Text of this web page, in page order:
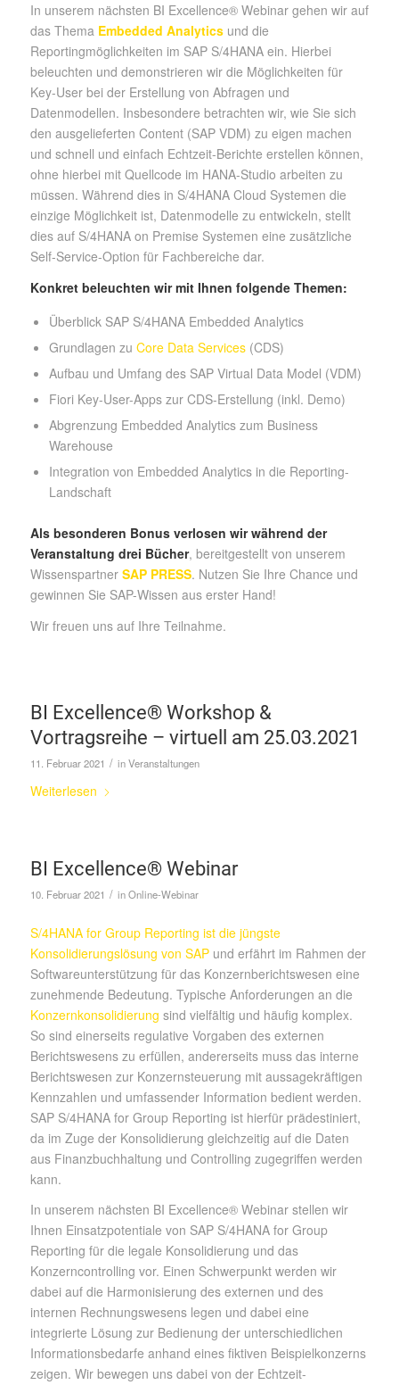
In unserem nächsten BI Excellence® Webinar gehen wir auf
das Thema Embedded Analyticsund die
Reportingmöglichkeiten im SAP S/4HANA ein. Hierbei
beleuchten und demonstrieren wir die Möglichkeiten für
Key-User bei der Erstellung von Abfragen und
Datenmodellen. Insbesondere betrachten wir, wie Sie sich
den ausgelieferten Content (SAP VDM) zu eigen machen
und schnell und einfach Echtzeit-Berichte erstellen können,
ohne hierbei mit Quellcode im HANA-Studio arbeiten zu
müssen. Während dies in S/4HANA Cloud Systemen die
einzige Möglichkeit ist, Datenmodelle zu entwickeln, stellt
dies auf S/4HANA on Premise Systemen eine zusätzliche
Self-Service-Option für Fachbereiche dar.
Konkret beleuchten wir mit Ihnen folgende Themen:
Überblick SAP S/4HANA Embedded Analytics
Grundlagen zu Core Data Services(CDS)
Aufbau und Umfang des SAP Virtual Data Model (VDM)
Fiori Key-User-Apps zur CDS-Erstellung (inkl. Demo)
Abgrenzung Embedded Analytics zum Business
Warehouse
Integration von Embedded Analytics in die Reporting-
Landschaft
Als besonderen Bonus verlosen wir während der
Veranstaltung drei Bücher, bereitgestellt von unserem
Wissenspartner SAP PRESS. Nutzen Sie Ihre Chance und
gewinnen Sie SAP-Wissen aus erster Hand!
Wir freuen uns auf Ihre Teilnahme.
BI Excellence® Workshop &
Vortragsreihe – virtuell am 25.03.2021
11. Februar 2021 / inVeranstaltungen
Weiterlesen
BI Excellence® Webinar
10. Februar 2021 / inOnline-Webinar
S/4HANA for Group Reporting ist die jüngste
Konsolidierungslösung von SAPund erfährt im Rahmen der
Softwareunterstützung für das Konzernberichtswesen eine
zunehmende Bedeutung. Typische Anforderungen an die
Konzernkonsolidierung sind vielfältig und häufig komplex.
So sind einerseits regulative Vorgaben des externen
Berichtswesens zu erfüllen, andererseits muss das interne
Berichtswesen zur Konzernsteuerung mit aussagekräftigen
Kennzahlen und umfassender Information bedient werden.
SAP S/4HANA for Group Reporting ist hierfür prädestiniert,
da im Zuge der Konsolidierung gleichzeitig auf die Daten
aus Finanzbuchhaltung und Controlling zugegriffen werden
kann.
In unserem nächsten BI Excellence® Webinar stellen wir
Ihnen Einsatzpotentiale von SAP S/4HANA for Group
Reporting für die legale Konsolidierung und das
Konzerncontrolling vor. Einen Schwerpunkt werden wir
dabei auf die Harmonisierung des externen und des
internen Rechnungswesens legen und dabei eine
integrierte Lösung zur Bedienung der unterschiedlichen
Informationsbedarfe anhand eines fiktiven Beispielkonzerns
zeigen. Wir bewegen uns dabei von der Echtzeit-